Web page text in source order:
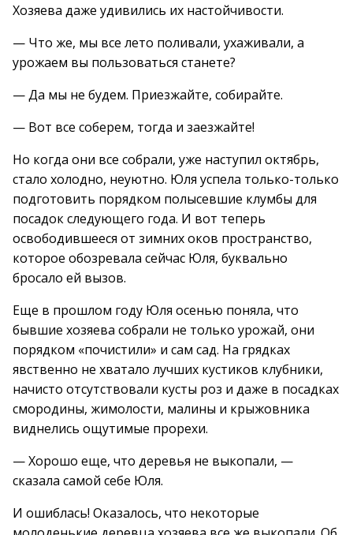
Хозяева даже удивились их настойчивости.
— Что же, мы все лето поливали, ухаживали, а
урожаем вы пользоваться станете?
— Да мы не будем. Приезжайте, собирайте.
— Вот все соберем, тогда и заезжайте!
Но когда они все собрали, уже наступил октябрь,
стало холодно, неуютно. Юля успела только-только
подготовить порядком полысевшие клумбы для
посадок следующего года. И вот теперь
освободившееся от зимних оков пространство,
которое обозревала сейчас Юля, буквально
бросало ей вызов.
Еще в прошлом году Юля осенью поняла, что
бывшие хозяева собрали не только урожай, они
порядком «почистили» и сам сад. На грядках
явственно не хватало лучших кустиков клубники,
начисто отсутствовали кусты роз и даже в посадках
смородины, жимолости, малины и крыжовника
виднелись ощутимые прорехи.
— Хорошо еще, что деревья не выкопали, —
сказала самой себе Юля.
И ошиблась! Оказалось, что некоторые